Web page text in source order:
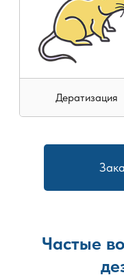
Дератизация
Частые